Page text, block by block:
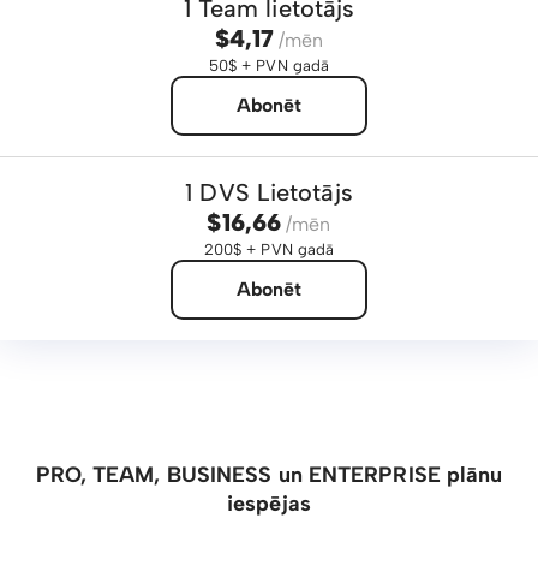
1 Team lietotājs
$4,17 /mēn
50$ + PVN gadā
Abonēt
1 DVS Lietotājs
$16,66 /mēn
200$ + PVN gadā
Abonēt
PRO, TEAM, BUSINESS un ENTERPRISE plānu
iespējas